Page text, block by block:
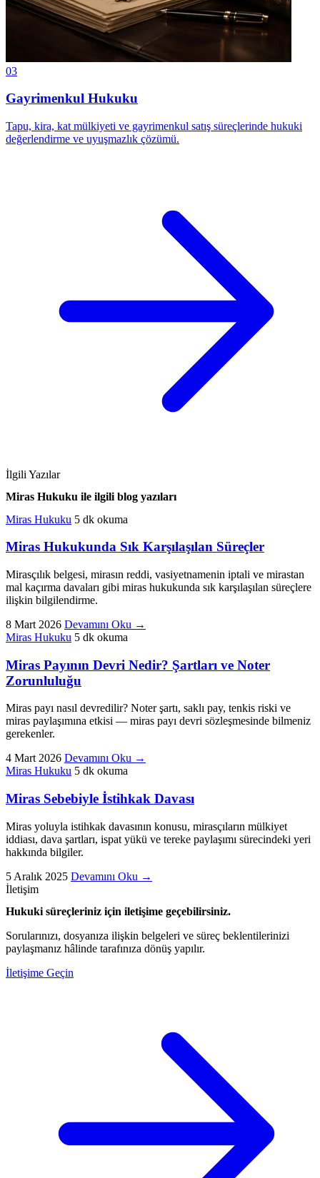
03
Gayrimenkul Hukuku
Tapu, kira, kat mülkiyeti ve gayrimenkul satış süreçlerinde hukuki
değerlendirme ve uyuşmazlık çözümü.
İlgili Yazılar
Miras Hukuku ile ilgili blog yazıları
Miras Hukuku 5 dk okuma
Miras Hukukunda Sık Karşılaşılan Süreçler
Mirasçılık belgesi, mirasın reddi, vasiyetnamenin iptali ve mirastan
mal kaçırma davaları gibi miras hukukunda sık karşılaşılan süreçlere
ilişkin bilgilendirme.
8 Mart 2026 Devamını Oku →
Miras Hukuku 5 dk okuma
Miras Payının Devri Nedir? Şartları ve Noter
Zorunluluğu
Miras payı nasıl devredilir? Noter şartı, saklı pay, tenkis riski ve
miras paylaşımına etkisi — miras payı devri sözleşmesinde bilmeniz
gerekenler.
4 Mart 2026 Devamını Oku →
Miras Hukuku 5 dk okuma
Miras Sebebiyle İstihkak Davası
Miras yoluyla istihkak davasının konusu, mirasçıların mülkiyet
iddiası, dava şartları, ispat yükü ve tereke paylaşımı sürecindeki yeri
hakkında bilgiler.
5 Aralık 2025 Devamını Oku →
İletişim
Hukuki süreçleriniz için iletişime geçebilirsiniz.
Sorularınızı, dosyanıza ilişkin belgeleri ve süreç beklentilerinizi
paylaşmanız hâlinde tarafınıza dönüş yapılır.
İletişime Geçin